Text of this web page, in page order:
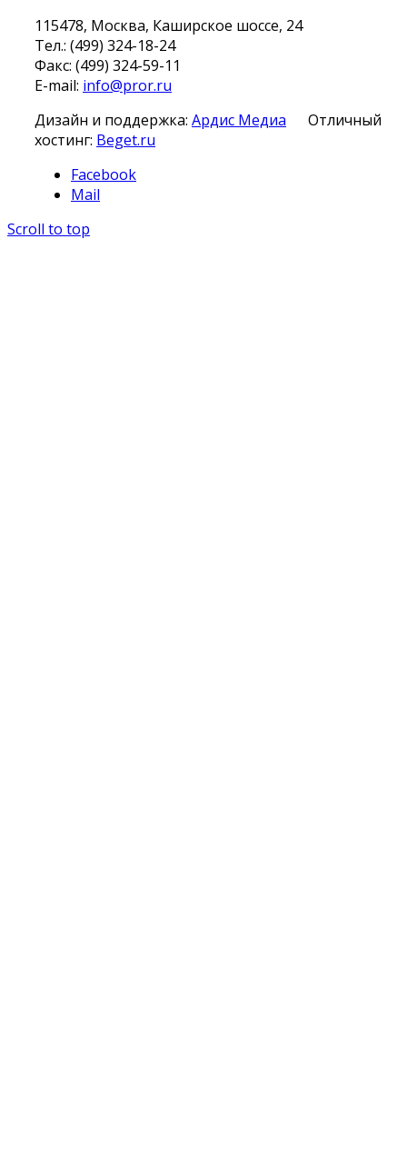
115478, Москва, Каширское шоссе, 24
Тел.: (499) 324-18-24
Факс: (499) 324-59-11
E-mail: info@pror.ru
Дизайн и поддержка: Ардис Медиа
Отличный
хостинг: Beget.ru
Facebook
Mail
Scroll to top